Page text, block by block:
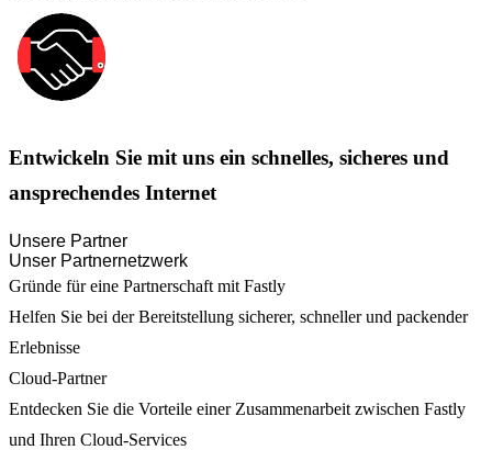
Entwickeln Sie mit uns ein schnelles, sicheres und
ansprechendes Internet
Unsere Partner
Unser Partnernetzwerk
Gründe für eine Partnerschaft mit Fastly
Helfen Sie bei der Bereitstellung sicherer, schneller und packender
Erlebnisse
Cloud-Partner
Entdecken Sie die Vorteile einer Zusammenarbeit zwischen Fastly
und Ihren Cloud-Services